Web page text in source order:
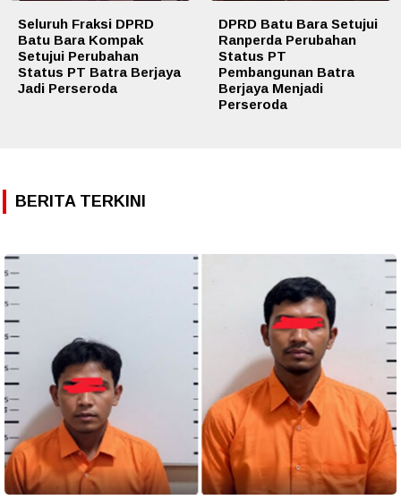
Seluruh Fraksi DPRD
Batu Bara Kompak
Setujui Perubahan
Status PT Batra Berjaya
Jadi Perseroda
DPRD Batu Bara Setujui
Ranperda Perubahan
Status PT
Pembangunan Batra
Berjaya Menjadi
Perseroda
BERITA TERKINI